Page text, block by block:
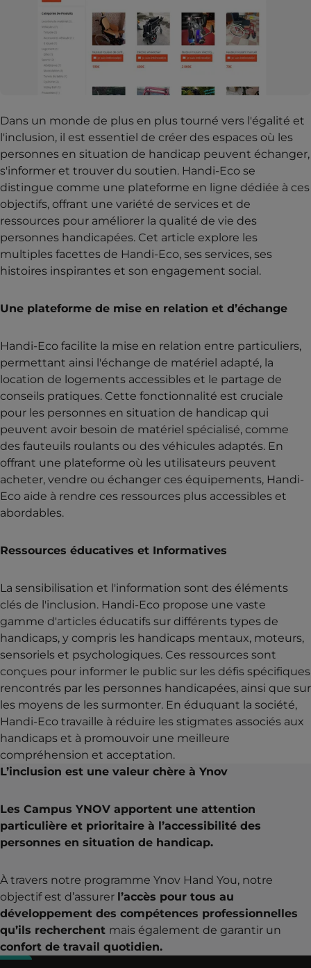
Dans un monde de plus en plus tourné vers l'égalité et
l'inclusion, il est essentiel de créer des espaces où les
personnes en situation de handicap peuvent échanger,
s'informer et trouver du soutien. Handi-Eco se
distingue comme une plateforme en ligne dédiée à ces
objectifs, offrant une variété de services et de
ressources pour améliorer la qualité de vie des
personnes handicapées. Cet article explore les
multiples facettes de Handi-Eco, ses services, ses
histoires inspirantes et son engagement social.
Une plateforme de mise en relation et d’échange
Handi-Eco facilite la mise en relation entre particuliers,
permettant ainsi l'échange de matériel adapté, la
location de logements accessibles et le partage de
conseils pratiques. Cette fonctionnalité est cruciale
pour les personnes en situation de handicap qui
peuvent avoir besoin de matériel spécialisé, comme
des fauteuils roulants ou des véhicules adaptés. En
offrant une plateforme où les utilisateurs peuvent
acheter, vendre ou échanger ces équipements, Handi-
Eco aide à rendre ces ressources plus accessibles et
abordables​.
Ressources éducatives et Informatives
La sensibilisation et l'information sont des éléments
clés de l'inclusion. Handi-Eco propose une vaste
gamme d'articles éducatifs sur différents types de
handicaps, y compris les handicaps mentaux, moteurs,
sensoriels et psychologiques. Ces ressources sont
conçues pour informer le public sur les défis spécifiques
rencontrés par les personnes handicapées, ainsi que sur
les moyens de les surmonter. En éduquant la société,
Handi-Eco travaille à réduire les stigmates associés aux
handicaps et à promouvoir une meilleure
compréhension et acceptation​.
L’inclusion est une valeur chère à Ynov
Les Campus YNOV apportent une attention
particulière et prioritaire à l’accessibilité des
personnes en situation de handicap.
À travers notre programme Ynov Hand You, notre
objectif est d’assurer l’accès pour tous au
développement des compétences professionnelles
qu’ils recherchent mais également de garantir un
confort de travail quotidien.